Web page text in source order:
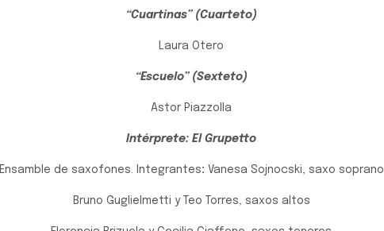
“Cuartinas” (Cuarteto)
Laura Otero
“Escuelo” (Sexteto)
Astor Piazzolla
Intérprete: El Grupetto
Ensamble de saxofones. Integrantes: Vanesa Sojnocski, saxo soprano
Bruno Guglielmetti y Teo Torres, saxos altos